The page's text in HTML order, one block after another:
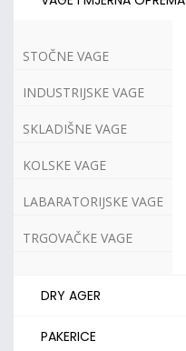
STOČNE VAGE
INDUSTRIJSKE VAGE
SKLADIŠNE VAGE
KOLSKE VAGE
LABARATORIJSKE VAGE
TRGOVAČKE VAGE
DRY AGER
PAKERICE